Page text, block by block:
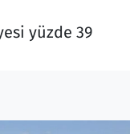
yüzde 39